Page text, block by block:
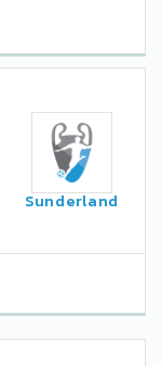
Sunderland